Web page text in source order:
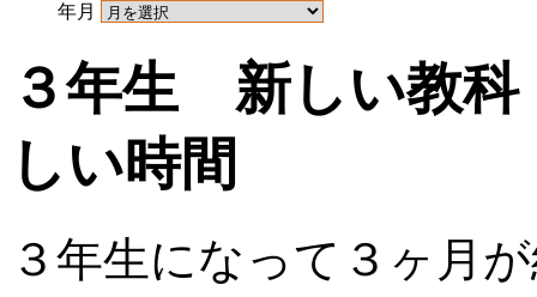
年月
３年生 新しい教科
しい時間
３年生になって３ヶ月